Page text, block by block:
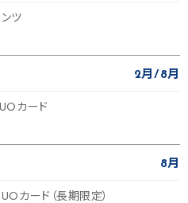
ツ
2月 8月
カード
8月
カード（長期限定）